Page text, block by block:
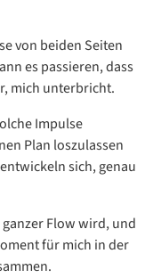
von beiden Seiten
es passieren, dass
mich unterbricht.
Impulse
Plan loszulassen
sich, genau
ganzer Flow wird, und
für mich in der